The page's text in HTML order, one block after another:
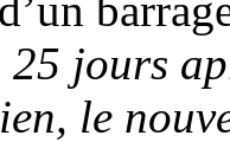
25 jours
le